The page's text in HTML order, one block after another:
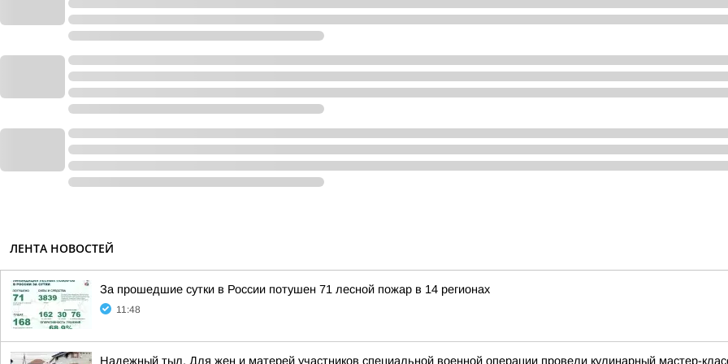
ЛЕНТА НОВОСТЕЙ
За прошедшие сутки в России потушен 71 лесной пожар в 14 регионах
11:48
Надежный тыл. Для жен и матерей участников специальной военной операции провели кулинарный мастер-